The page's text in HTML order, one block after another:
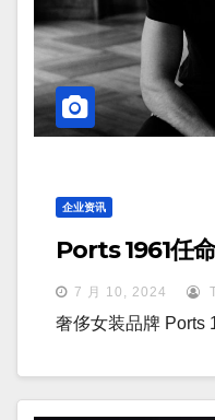
企业资讯
Ports 1961任
7 月 10, 2024
奢侈女装品牌 Ports